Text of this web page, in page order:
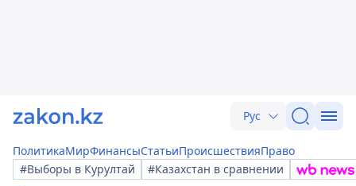
Рус
ПолитикаМирФинансыСтатьиПроисшествияПраво
#Выборы в Курултай
#Казахстан в сравнении